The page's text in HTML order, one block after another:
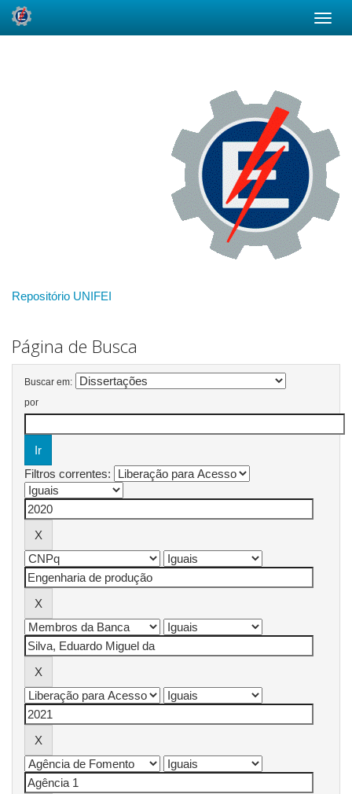
Repositório UNIFEI
Página de Busca
Buscar em:
por
Filtros correntes: